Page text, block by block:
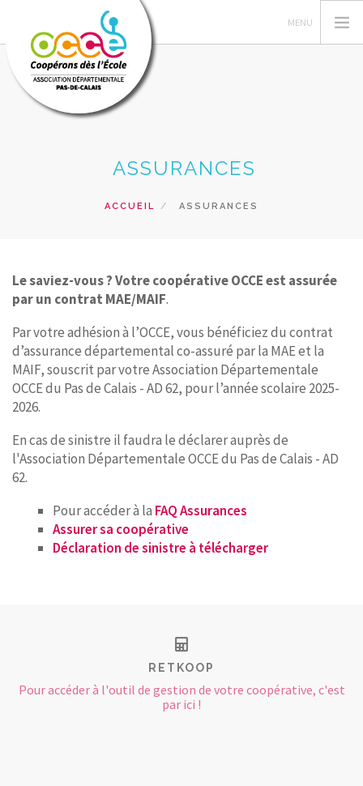
GERER SA COOPERATIVE
RECHERCHER
ASSURANCES
ACCUEIL ASSURANCES
Le saviez-vous ?Votre coopérative OCCE est assurée
par un contrat MAE/MAIF.
Par votre adhésion à l’OCCE, vous bénéficiez du contrat
d’assurance départemental co-assuré par la MAE et la
MAIF, souscrit par votre Association Départementale
OCCE du Pas de Calais - AD 62, pour l’année scolaire 2025-
2026.
En cas de sinistre il faudra le déclarer auprès de
l'Association Départementale OCCE du Pas de Calais - AD
62.
Pour accéder à la FAQ Assurances
Assurer sa coopérative
Déclaration de sinistre à télécharger
RETKOOP
Pour accéder à l'outil de gestion de votre coopérative, c'est
par ici !